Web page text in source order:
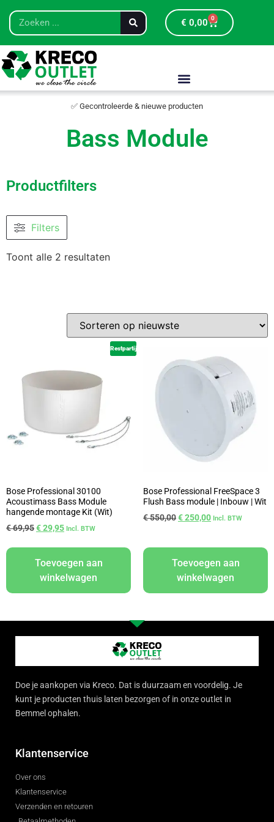
€ 0,00 0
✅ Gecontroleerde & nieuwe producten
Bass Module
Productfilters
Filters
Toont alle 2 resultaten
Restpartij
Bose Professional 30100
Acoustimass Bass Module
hangende montage Kit (Wit)
€69,95€29,95 Incl. BTW
Toevoegen aan
winkelwagen
Bose Professional FreeSpace 3
Flush Bass module | Inbouw | Wit
€550,00€250,00 Incl. BTW
Toevoegen aan
winkelwagen
Doe je aankopen via Kreco. Dat is duurzaam en voordelig. Je
kunt je producten thuis laten bezorgen of in onze outlet in
Bemmel ophalen.
Klantenservice
Over ons
Klantenservice
Verzenden en retouren